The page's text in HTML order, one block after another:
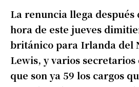
La renuncia llega
hora de este jueves
británico para Irlanda del
Lewis, y varios secretarios
que son ya 59 los cargos